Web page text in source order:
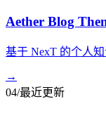
Aether Blog
基于 NexT 的个人
→
04/最近更新